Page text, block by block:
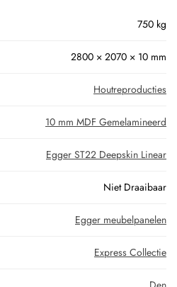
750 kg
2800 × 2070 × 10 mm
Houtreproducties
10 mm MDF Gemelamineerd
Egger ST22 Deepskin Linear
Niet Draaibaar
Egger meubelpanelen
Express Collectie